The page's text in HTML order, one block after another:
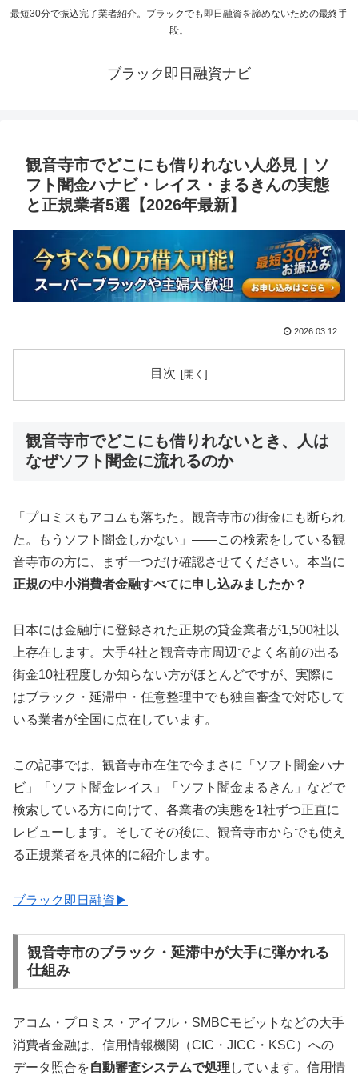
最短30分で振込完了業者紹介。ブラックでも即日融資を諦めないための最終手
段。
ブラック即日融資ナビ
観音寺市でどこにも借りれない人必見｜ソ
フト闇金ハナビ・レイス・まるきんの実態
と正規業者5選【2026年最新】
2026.03.12
目次
観音寺市でどこにも借りれないとき、人は
なぜソフト闇金に流れるのか
「プロミスもアコムも落ちた。観音寺市の街金にも断られ
た。もうソフト闇金しかない」——この検索をしている観
音寺市の方に、まず一つだけ確認させてください。本当に
正規の中小消費者金融すべてに申し込みましたか？
日本には金融庁に登録された正規の貸金業者が1,500社以
上存在します。大手4社と観音寺市周辺でよく名前の出る
街金10社程度しか知らない方がほとんどですが、実際に
はブラック・延滞中・任意整理中でも独自審査で対応して
いる業者が全国に点在しています。
この記事では、観音寺市在住で今まさに「ソフト闇金ハナ
ビ」「ソフト闇金レイス」「ソフト闇金まるきん」などで
検索している方に向けて、各業者の実態を1社ずつ正直に
レビューします。そしてその後に、観音寺市からでも使え
る正規業者を具体的に紹介します。
ブラック即日融資▶
観音寺市のブラック・延滞中が大手に弾かれる
仕組み
アコム・プロミス・アイフル・SMBCモビットなどの大手
消費者金融は、信用情報機関（CIC・JICC・KSC）への
データ照合を自動審査システムで処理 しています。信用情